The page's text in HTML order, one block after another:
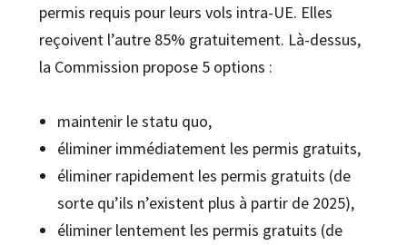
permis requis pour leurs vols intra-UE. Elles
reçoivent l’autre 85% gratuitement. Là-dessus,
la Commission propose 5 options :
maintenir le statu quo,
éliminer immédiatement les permis gratuits,
éliminer rapidement les permis gratuits (de
sorte qu’ils n’existent plus à partir de 2025),
éliminer lentement les permis gratuits (de